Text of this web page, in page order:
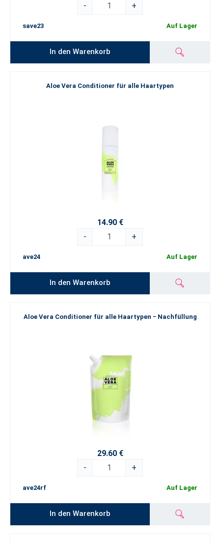
- +
save23 Auf Lager
In den Warenkorb
Aloe Vera Conditioner für alle Haartypen
14.90 €
-
+
ave24 Auf Lager
In den Warenkorb
Aloe Vera Conditioner für alle Haartypen − Nachfüllung
29.60 €
-
+
ave24rf Auf Lager
In den Warenkorb